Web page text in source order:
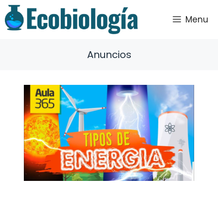
Saltar
al
contenido
Menu
Anuncios